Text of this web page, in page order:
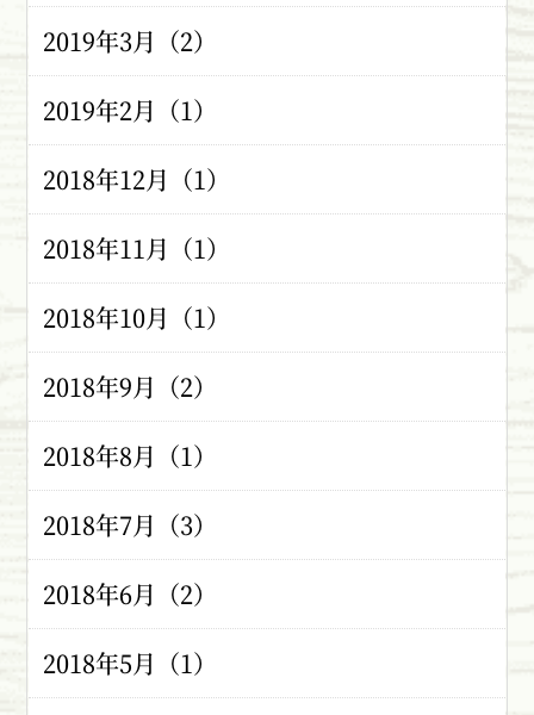
2019年3月（2）
2019年2月（1）
2018年12月（1）
2018年11月（1）
2018年10月（1）
2018年9月（2）
2018年8月（1）
2018年7月（3）
2018年6月（2）
2018年5月（1）